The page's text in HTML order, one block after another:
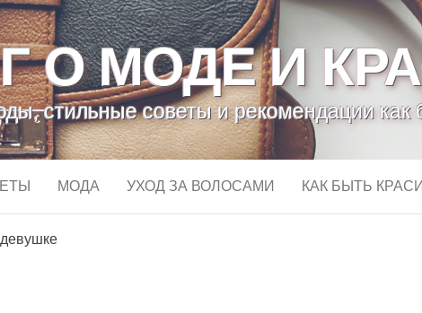
О МОДЕ И
стильные советы и рекомендации как
МОДА УХОД ЗА ВОЛОСАМИ КАК БЫТЬ